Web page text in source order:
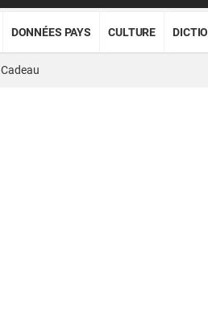
DONNÉES PAYS CULTURE
Cadeau